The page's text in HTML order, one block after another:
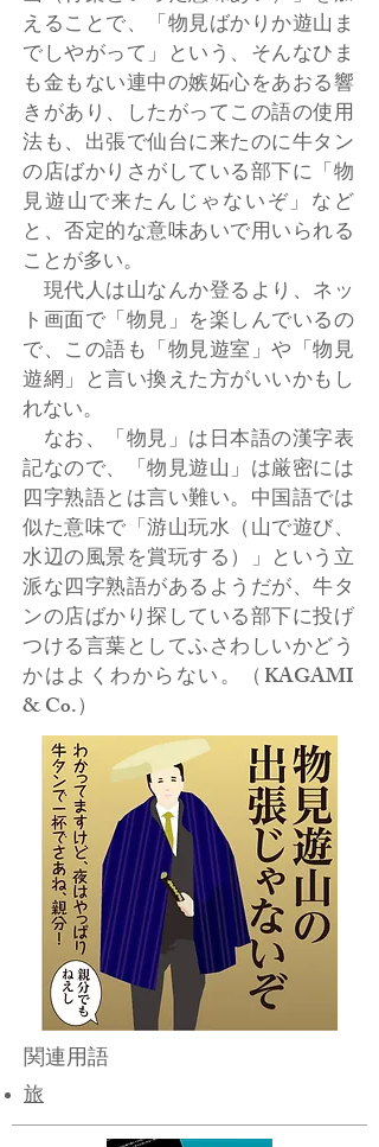
えることで、「物見ばかりか遊山ま
でしやがって」という、そんなひま
も金もない連中の嫉妬心をあおる響
きがあり、したがってこの語の使用
法も、出張で仙台に来たのに牛タン
の店ばかりさがしている部下に「物
見遊山で来たんじゃないぞ」など
と、否定的な意味あいで用いられる
ことが多い。
現代人は山なんか登るより、ネッ
ト画面で「物見」を楽しんでいるの
で、この語も「物見遊室」や「物見
遊網」と言い換えた方がいいかもし
れない。
なお、「物見」は日本語の漢字表
記なので、「物見遊山」は厳密には
四字熟語とは言い難い。中国語では
似た意味で「游山玩水（山で遊び、
水辺の風景を賞玩する）」という立
派な四字熟語があるようだが、牛タ
ンの店ばかり探している部下に投げ
つける言葉としてふさわしいかどう
かはよくわからない。（KAGAMI
& Co.）
関連用語
旅